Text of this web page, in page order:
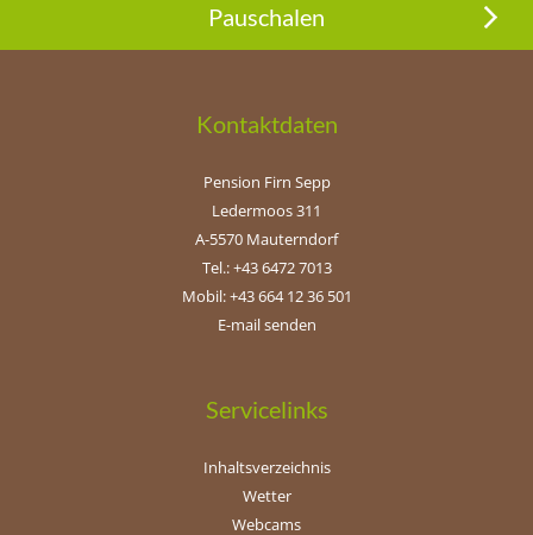
Pauschalen
Kontaktdaten
Pension Firn Sepp
Ledermoos 311
A-5570 Mauterndorf
Tel.: +43 6472 7013
Mobil: +43 664 12 36 501
E-mail senden
Servicelinks
Inhaltsverzeichnis
Wetter
Webcams